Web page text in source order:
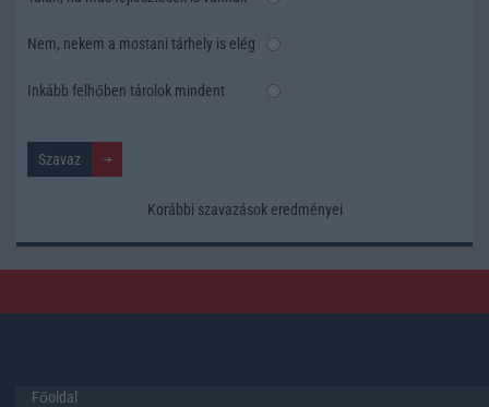
Nem, nekem a mostani tárhely is elég
Inkább felhőben tárolok mindent
Korábbi szavazások eredményei
Főoldal